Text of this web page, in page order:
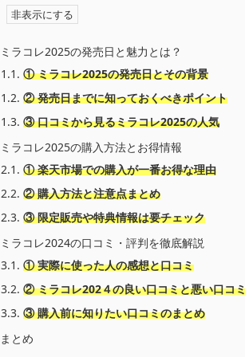
ミラコレ2025の発売日と魅力とは？
1.1. ① ミラコレ2025の発売日とその背景
1.2. ② 発売日までに知っておくべきポイント
1.3. ③ 口コミから見るミラコレ2025の人気
ミラコレ2025の購入方法とお得情報
2.1. ① 楽天市場での購入が一番お得な理由
2.2. ② 購入方法と注意点まとめ
2.3. ③ 限定販売や特典情報は要チェック
ミラコレ2024の口コミ・評判を徹底解説
3.1. ① 実際に使った人の感想と口コミ
3.2. ② ミラコレ202４の良い口コミと悪い口コ
3.3. ③ 購入前に知りたい口コミのまとめ
まとめ